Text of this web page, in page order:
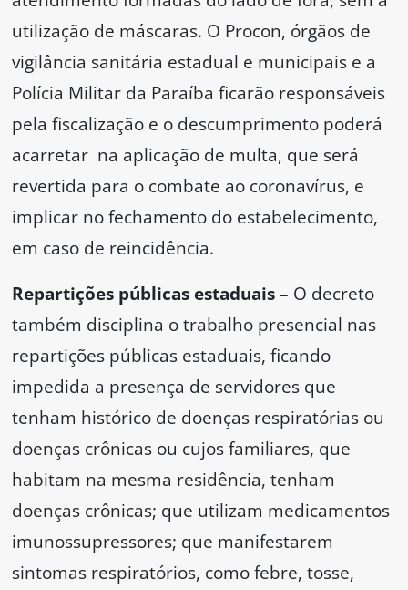
utilização de máscaras. O Procon, órgãos de
vigilância sanitária estadual e municipais e a
Polícia Militar da Paraíba ficarão responsáveis
pela fiscalização e o descumprimento poderá
acarretar na aplicação de multa, que será
revertida para o combate ao coronavírus, e
implicar no fechamento do estabelecimento,
em caso de reincidência.
Repartições públicas estaduais– O decreto
também disciplina o trabalho presencial nas
repartições públicas estaduais, ficando
impedida a presença de servidores que
tenham histórico de doenças respiratórias ou
doenças crônicas ou cujos familiares, que
habitam na mesma residência, tenham
doenças crônicas; que utilizam medicamentos
imunossupressores; que manifestarem
sintomas respiratórios, como febre, tosse,